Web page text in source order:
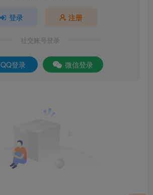
登录 注册
社交账号登录
QQ登录 微信登录